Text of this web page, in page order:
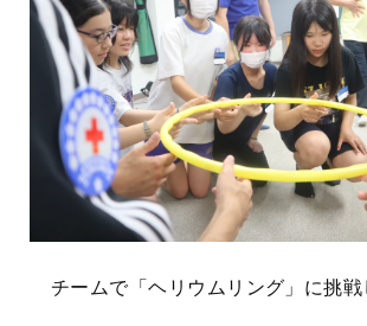
チームで「ヘリウムリング」に挑